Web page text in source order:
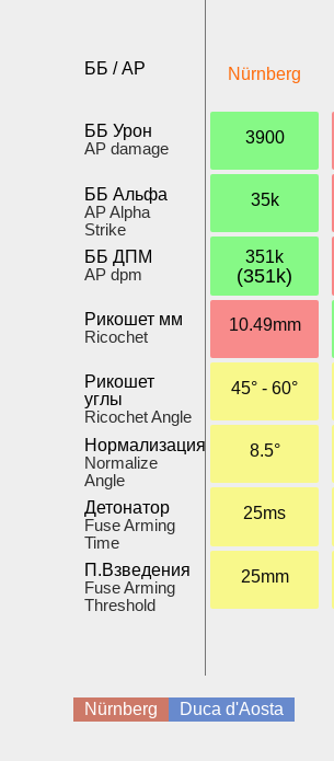
ББ / AP
ББ Урон
AP damage
ББ Альфа
AP Alpha
Strike
ББ ДПМ
AP dpm
Рикошет мм
Ricochet
Рикошет
углы
Ricochet Angle
Нормализация
Normalize
Angle
Детонатор
Fuse Arming
Time
П.Взведения
Fuse Arming
Threshold
Nürnberg
3900
35k
351k
(351k)
10.49mm
45° - 60°
8.5°
25ms
25mm
Nürnberg Duca d'Aosta